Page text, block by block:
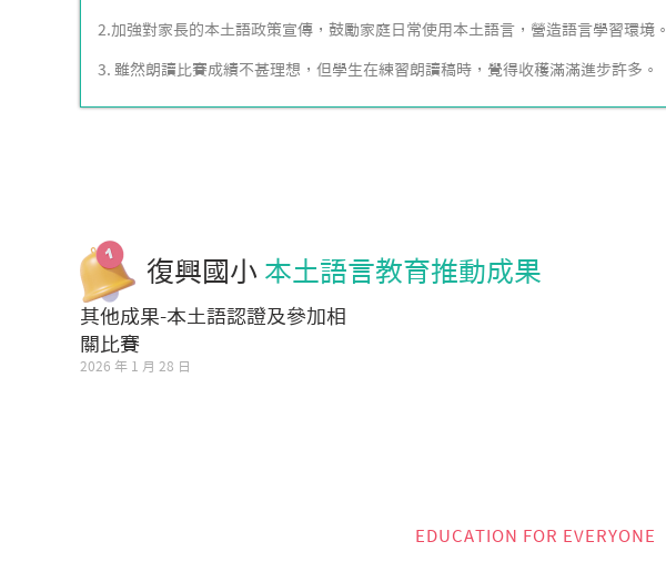
2.加強對家長的本土語政策宣傳，鼓勵家庭日常使用本土語言，營造語言學習環境。
3. 雖然朗讀比賽成績不甚理想，但學生在練習朗讀稿時，覺得收穫滿滿進步許多。
復興國小 本土語言教育推動成果
其他成果-本土語認證及參加相
關比賽
2026 年 1 月 28 日
EDUCATION FOR EVERYONE